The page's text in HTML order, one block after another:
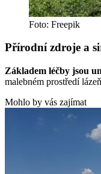
Foto: Freepik
Přírodní zdroje a
Základem léčby jsou
malebném prostředí
Mohlo by vás zajímat